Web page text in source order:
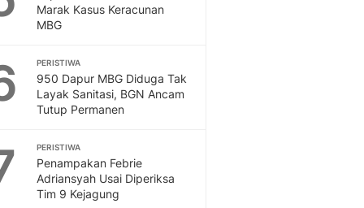
Marak Kasus Keracunan
MBG
PERISTIWA
950 Dapur MBG Diduga Tak
Layak Sanitasi, BGN Ancam
Tutup Permanen
PERISTIWA
Penampakan Febrie
Adriansyah Usai Diperiksa
Tim 9 Kejagung